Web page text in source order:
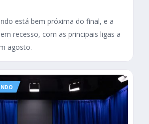
está bem próxima do final, e a
recesso, com as principais ligas a
agosto.